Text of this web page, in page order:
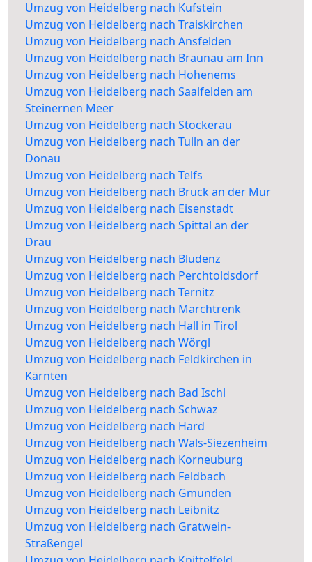
Umzug von Heidelberg nach Kufstein
Umzug von Heidelberg nach Traiskirchen
Umzug von Heidelberg nach Ansfelden
Umzug von Heidelberg nach Braunau am Inn
Umzug von Heidelberg nach Hohenems
Umzug von Heidelberg nach Saalfelden am
Steinernen Meer
Umzug von Heidelberg nach Stockerau
Umzug von Heidelberg nach Tulln an der
Donau
Umzug von Heidelberg nach Telfs
Umzug von Heidelberg nach Bruck an der Mur
Umzug von Heidelberg nach Eisenstadt
Umzug von Heidelberg nach Spittal an der
Drau
Umzug von Heidelberg nach Bludenz
Umzug von Heidelberg nach Perchtoldsdorf
Umzug von Heidelberg nach Ternitz
Umzug von Heidelberg nach Marchtrenk
Umzug von Heidelberg nach Hall in Tirol
Umzug von Heidelberg nach Wörgl
Umzug von Heidelberg nach Feldkirchen in
Kärnten
Umzug von Heidelberg nach Bad Ischl
Umzug von Heidelberg nach Schwaz
Umzug von Heidelberg nach Hard
Umzug von Heidelberg nach Wals-Siezenheim
Umzug von Heidelberg nach Korneuburg
Umzug von Heidelberg nach Feldbach
Umzug von Heidelberg nach Gmunden
Umzug von Heidelberg nach Leibnitz
Umzug von Heidelberg nach Gratwein-
Straßengel